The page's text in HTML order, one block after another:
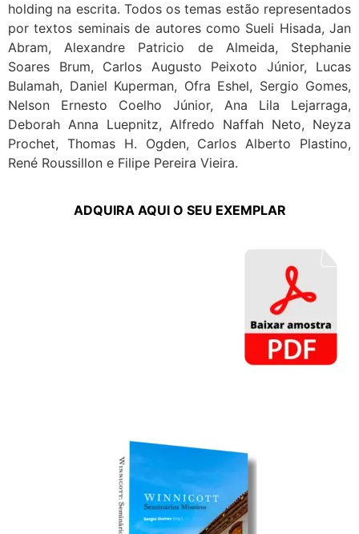
holding na escrita. Todos os temas estão representados
por textos seminais de autores como Sueli Hisada, Jan
Abram, Alexandre Patricio de Almeida, Stephanie
Soares Brum, Carlos Augusto Peixoto Júnior, Lucas
Bulamah, Daniel Kuperman, Ofra Eshel, Sergio Gomes,
Nelson Ernesto Coelho Júnior, Ana Lila Lejarraga,
Deborah Anna Luepnitz, Alfredo Naffah Neto, Neyza
Prochet, Thomas H. Ogden, Carlos Alberto Plastino,
René Roussillon e Filipe Pereira Vieira.
ADQUIRA AQUI O SEU EXEMPLAR